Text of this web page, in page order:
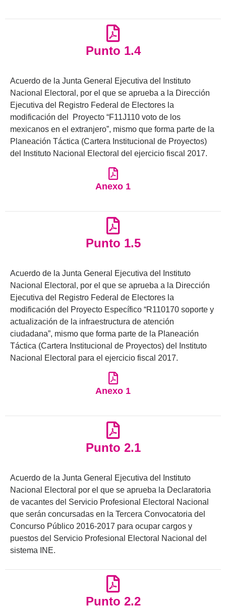
Punto 1.4
Acuerdo de la Junta General Ejecutiva del Instituto
Nacional Electoral, por el que se aprueba a la Dirección
Ejecutiva del Registro Federal de Electores la
modificación del Proyecto “F11J110 voto de los
mexicanos en el extranjero”, mismo que forma parte de la
Planeación Táctica (Cartera Institucional de Proyectos)
del Instituto Nacional Electoral del ejercicio fiscal 2017.
Anexo 1
Punto 1.5
Acuerdo de la Junta General Ejecutiva del Instituto
Nacional Electoral, por el que se aprueba a la Dirección
Ejecutiva del Registro Federal de Electores la
modificación del Proyecto Específico “R110170 soporte y
actualización de la infraestructura de atención
ciudadana”, mismo que forma parte de la Planeación
Táctica (Cartera Institucional de Proyectos) del Instituto
Nacional Electoral para el ejercicio fiscal 2017.
Anexo 1
Punto 2.1
Acuerdo de la Junta General Ejecutiva del Instituto
Nacional Electoral por el que se aprueba la Declaratoria
de vacantes del Servicio Profesional Electoral Nacional
que serán concursadas en la Tercera Convocatoria del
Concurso Público 2016-2017 para ocupar cargos y
puestos del Servicio Profesional Electoral Nacional del
sistema INE.
Punto 2.2